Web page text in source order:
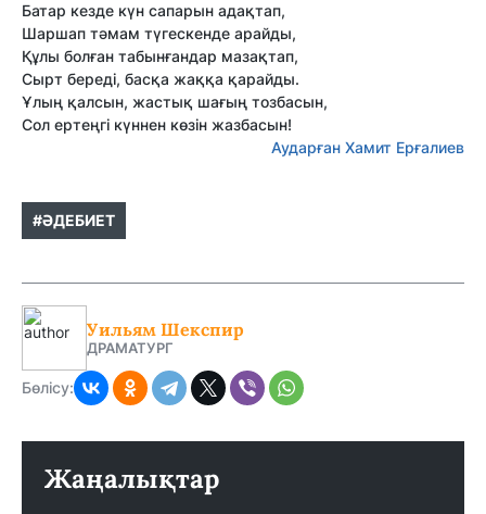
Батар кезде күн сапарын адақтап,
Шаршап тәмам түгескенде арайды,
Құлы болған табынғандар мазақтап,
Сырт береді, басқа жаққа қарайды.
Ұлың қалсын, жастық шағың тозбасын,
Сол ертеңгі күннен көзін жазбасын!
Аударған Хамит Ерғалиев
#ӘДЕБИЕТ
Уильям Шекспир
ДРАМАТУРГ
Бөлісу:
Жаңалықтар